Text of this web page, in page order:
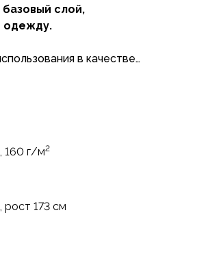
слой,
одежду.
в качестве
температурах
гидрофобного
высокой
и небольшая толщина
160 г/м2
173 см